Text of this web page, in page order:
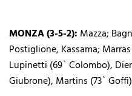
MONZA (3-5-2): Mazza;
Postiglione, Kassama;
Lupinetti (69` Colombo),
Giubrone), Martins (73`